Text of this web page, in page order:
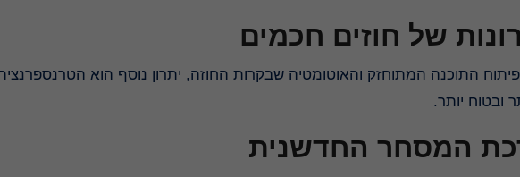
של חוזים חכמים
התוכנה המתוחזק והאוטומטיה שבקרות החוזה, יתרון נוסף הוא
ובטוח יותר.
המסחר החדשנית